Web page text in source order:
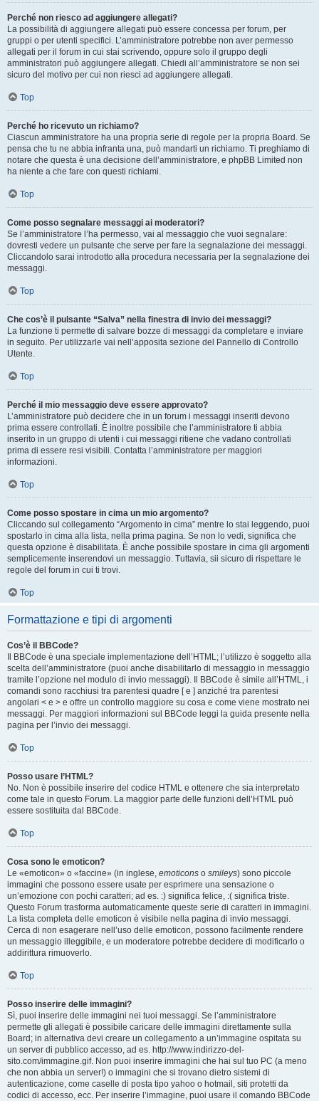
Perché non riesco ad aggiungere allegati?
La possibilità di aggiungere allegati può essere concessa per forum, per
gruppi o per utenti specifici. L’amministratore potrebbe non aver permesso
allegati per il forum in cui stai scrivendo, oppure solo il gruppo degli
amministratori può aggiungere allegati. Chiedi all’amministratore se non sei
sicuro del motivo per cui non riesci ad aggiungere allegati.
Top
Perché ho ricevuto un richiamo?
Ciascun amministratore ha una propria serie di regole per la propria Board. Se
pensa che tu ne abbia infranta una, può mandarti un richiamo. Ti preghiamo di
notare che questa è una decisione dell’amministratore, e phpBB Limited non
ha niente a che fare con questi richiami.
Top
Come posso segnalare messaggi ai moderatori?
Se l’amministratore l’ha permesso, vai al messaggio che vuoi segnalare:
dovresti vedere un pulsante che serve per fare la segnalazione dei messaggi.
Cliccandolo sarai introdotto alla procedura necessaria per la segnalazione dei
messaggi.
Top
Che cos’è il pulsante “Salva” nella finestra di invio dei messaggi?
La funzione ti permette di salvare bozze di messaggi da completare e inviare
in seguito. Per utilizzarle vai nell’apposita sezione del Pannello di Controllo
Utente.
Top
Perché il mio messaggio deve essere approvato?
L’amministratore può decidere che in un forum i messaggi inseriti devono
prima essere controllati. È inoltre possibile che l’amministratore ti abbia
inserito in un gruppo di utenti i cui messaggi ritiene che vadano controllati
prima di essere resi visibili. Contatta l’amministratore per maggiori
informazioni.
Top
Come posso spostare in cima un mio argomento?
Cliccando sul collegamento “Argomento in cima” mentre lo stai leggendo, puoi
spostarlo in cima alla lista, nella prima pagina. Se non lo vedi, significa che
questa opzione è disabilitata. È anche possibile spostare in cima gli argomenti
semplicemente inserendovi un messaggio. Tuttavia, sii sicuro di rispettare le
regole del forum in cui ti trovi.
Top
Formattazione e tipi di argomenti
Cos’è il BBCode?
Il BBCode è una speciale implementazione dell’HTML; l’utilizzo è soggetto alla
scelta dell’amministratore (puoi anche disabilitarlo di messaggio in messaggio
tramite l’opzione nel modulo di invio messaggi). Il BBCode è simile all’HTML, i
comandi sono racchiusi tra parentesi quadre [ e ] anziché tra parentesi
angolari < e > e offre un controllo maggiore su cosa e come viene mostrato nei
messaggi. Per maggiori informazioni sul BBCode leggi la guida presente nella
pagina per l’invio dei messaggi.
Top
Posso usare l’HTML?
No. Non è possibile inserire del codice HTML e ottenere che sia interpretato
come tale in questo Forum. La maggior parte delle funzioni dell’HTML può
essere sostituita dal BBCode.
Top
Cosa sono le emoticon?
Le «emoticon» o «faccine» (in inglese, emoticons o smileys) sono piccole
immagini che possono essere usate per esprimere una sensazione o
un’emozione con pochi caratteri; ad es. :) significa felice, :( significa triste.
Questo Forum trasforma automaticamente queste serie di caratteri in immagini.
La lista completa delle emoticon è visibile nella pagina di invio messaggi.
Cerca di non esagerare nell’uso delle emoticon, possono facilmente rendere
un messaggio illeggibile, e un moderatore potrebbe decidere di modificarlo o
addirittura rimuoverlo.
Top
Posso inserire delle immagini?
Sì, puoi inserire delle immagini nei tuoi messaggi. Se l’amministratore
permette gli allegati è possibile caricare delle immagini direttamente sulla
Board; in alternativa devi creare un collegamento a un’immagine ospitata su
un server di pubblico accesso, ad es. http://www.indirizzo-del-
sito.com/immagine.gif. Non puoi inserire immagini che hai sul tuo PC (a meno
che non abbia un server!) o immagini che si trovano dietro sistemi di
autenticazione, come caselle di posta tipo yahoo o hotmail, siti protetti da
codici di accesso, ecc. Per inserire l’immagine, puoi usare il comando BBCode